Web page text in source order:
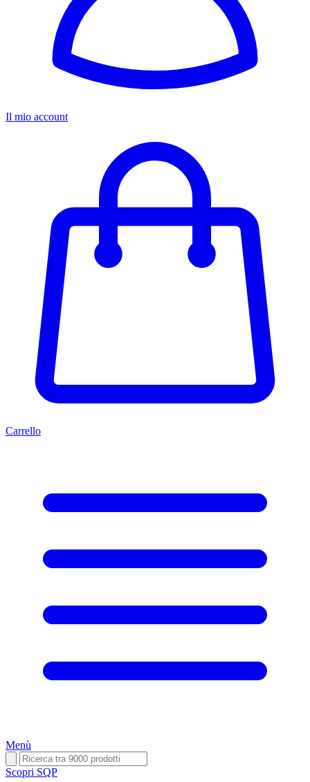
Il mio account
Carrello
Menù
Scopri SQP